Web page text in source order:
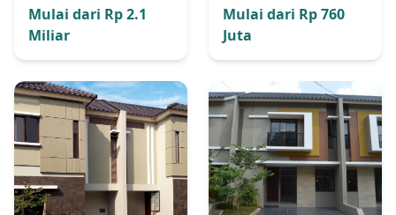
Mulai dari Rp 2.1
Miliar
Mulai dari Rp 760
Juta